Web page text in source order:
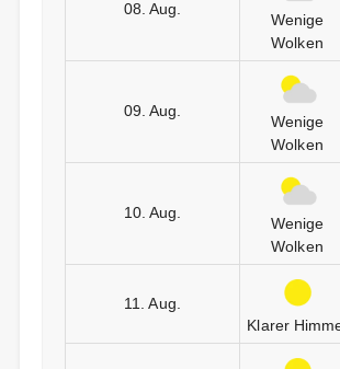
08. Aug.
Wenige
Wolken
09. Aug.
Wenige
Wolken
10. Aug.
Wenige
Wolken
11. Aug.
Klarer